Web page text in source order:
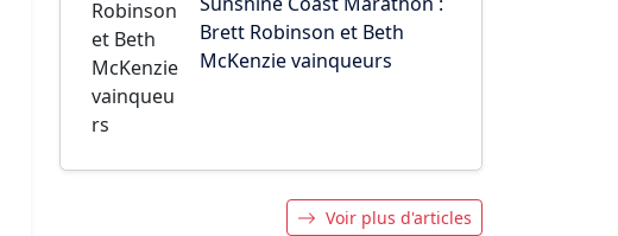
Brett Robinson et Beth
McKenzie vainqueurs
Voir plus d'articles